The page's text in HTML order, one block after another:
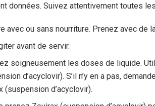
données. Suivez attentivement toutes
avec ou sans nourriture. Prenez avec de
avant de servir.
soigneusement les doses de liquide.
d’acyclovir). S’il n’y en a pas,
(suspension d’acyclovir).